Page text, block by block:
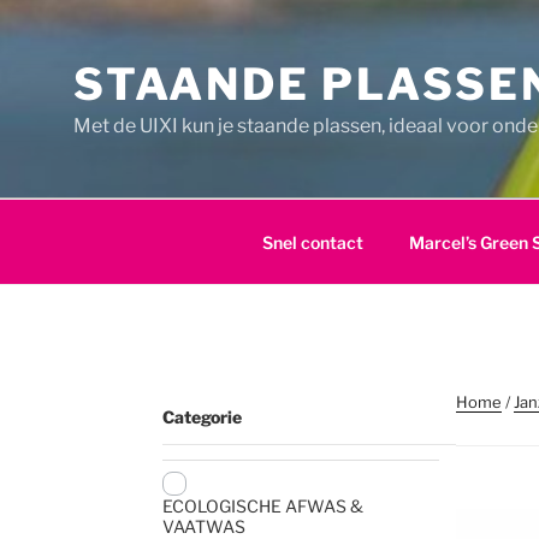
STAANDE
Met de UIXI kun je staande plassen, ideaal voor
Snel contact Marcel’s Green
Home /
Categorie
ECOLOGISCHE AFWAS &
VAATWAS